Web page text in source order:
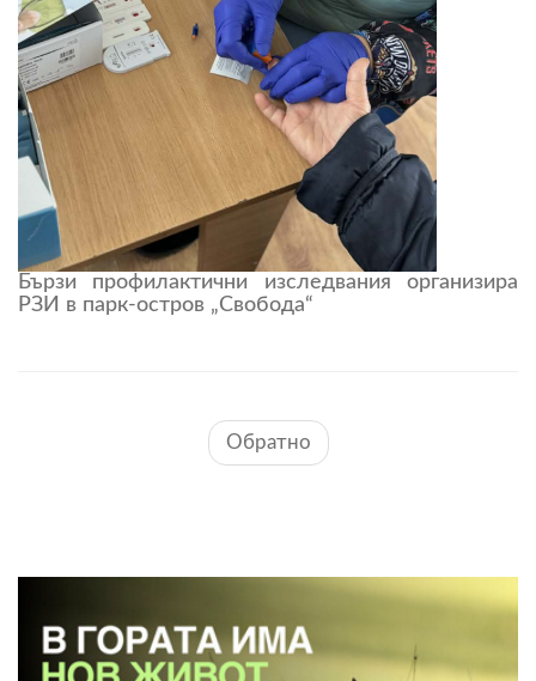
Бързи профилактични изследвания организира
РЗИ в парк-остров „Свобода“
Обратно